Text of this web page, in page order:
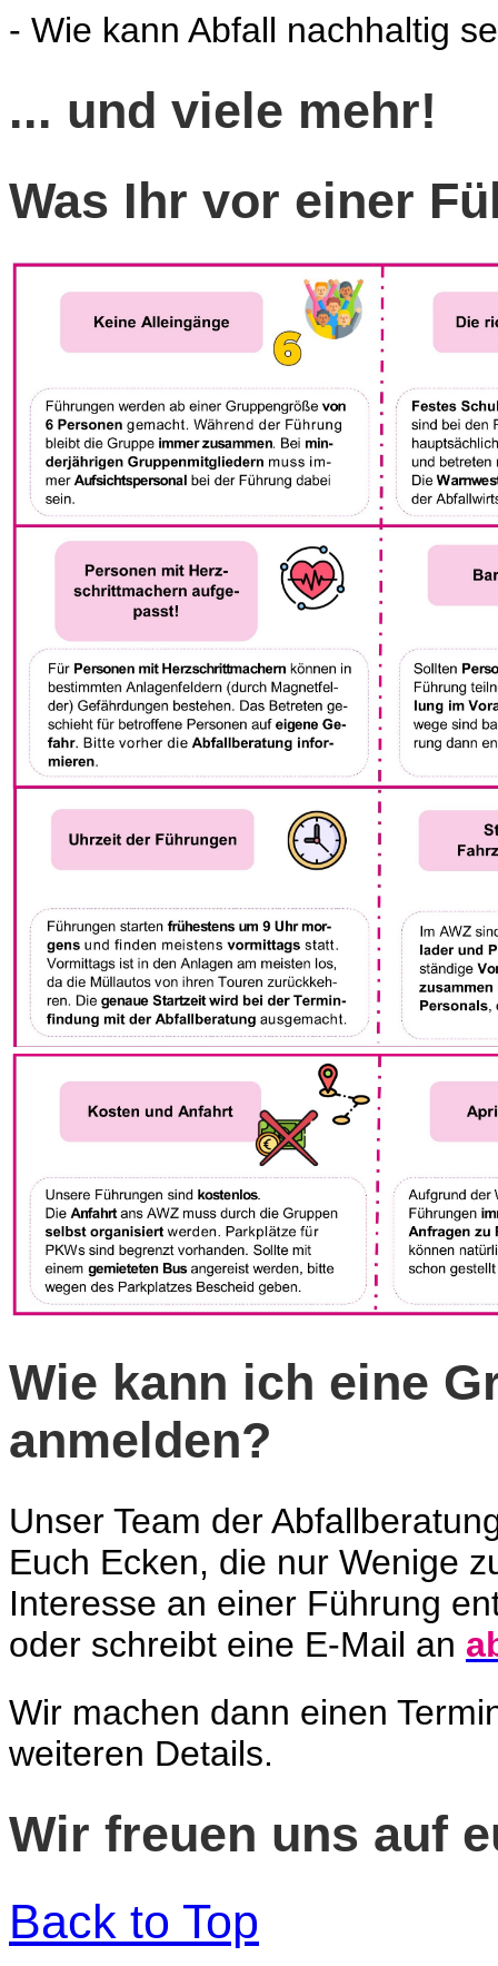
- Wie kann Abfall nachhaltig
... und viele mehr!
Was Ihr vor einer
Wie kann ich eine
anmelden?
Unser Team der
Euch Ecken, die nur Wenige
Interesse an einer Führung
oder schreibt eine E-Mail an
Wir machen dann einen
weiteren Details.
Wir freuen uns auf
Back to Top